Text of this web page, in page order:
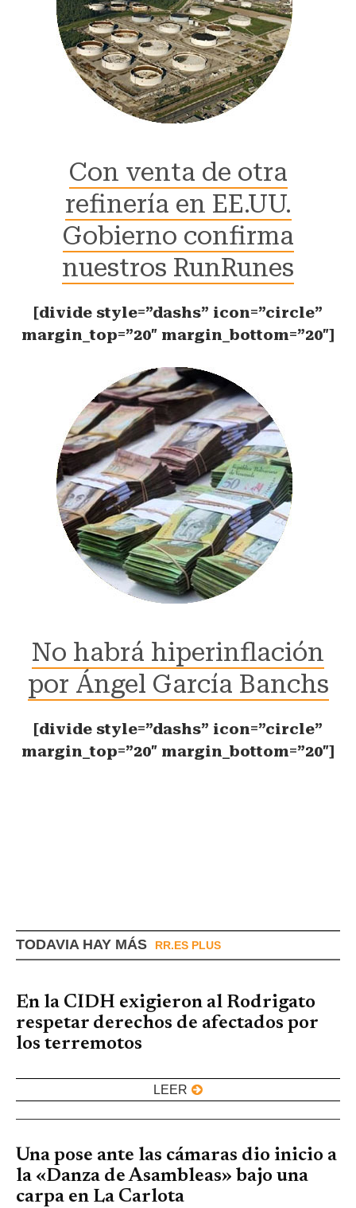
Con venta de otra
refinería en EE.UU.
Gobierno confirma
nuestros RunRunes
[divide style=”dashs” icon=”circle”
margin_top=”20″ margin_bottom=”20″]
No habrá hiperinflación
por Ángel García Banchs
[divide style=”dashs” icon=”circle”
margin_top=”20″ margin_bottom=”20″]
TODAVIA HAY MÁS RR.ES PLUS
En la CIDH exigieron al Rodrigato
respetar derechos de afectados por
los terremotos
LEER
Una pose ante las cámaras dio inicio a
la «Danza de Asambleas» bajo una
carpa en La Carlota